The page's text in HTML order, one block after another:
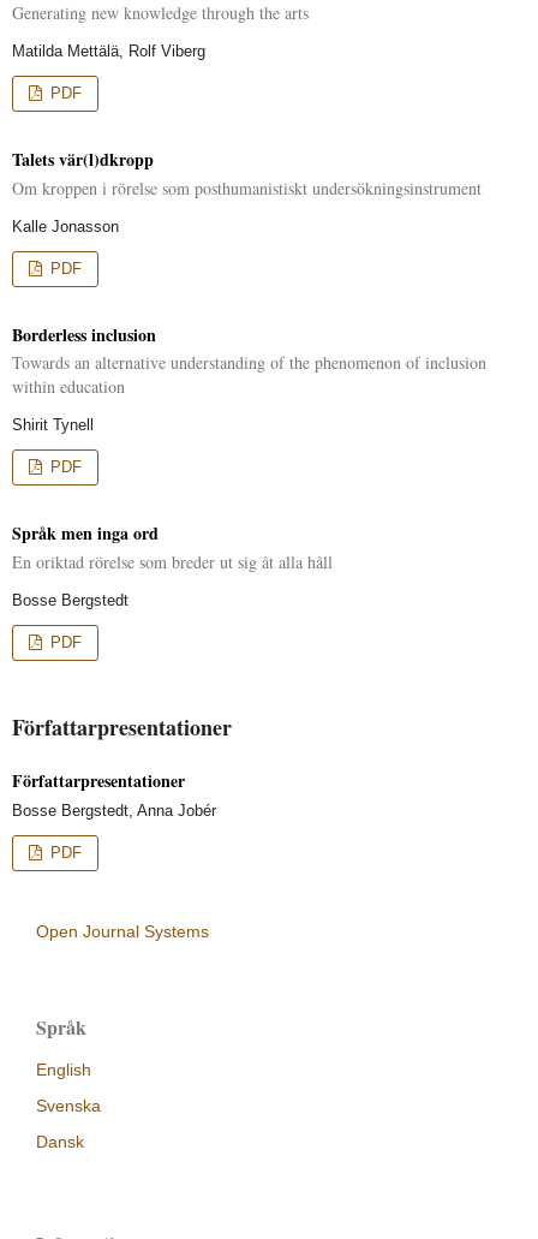
Generating new knowledge through the arts
Matilda Mettälä, Rolf Viberg
PDF
Talets vär(l)dkropp
Om kroppen i rörelse som posthumanistiskt undersökningsinstrument
Kalle Jonasson
PDF
Borderless inclusion
Towards an alternative understanding of the phenomenon of inclusion
within education
Shirit Tynell
PDF
Språk men inga ord
En oriktad rörelse som breder ut sig åt alla håll
Bosse Bergstedt
PDF
Författarpresentationer
Författarpresentationer
Bosse Bergstedt, Anna Jobér
PDF
Open Journal Systems
Språk
English
Svenska
Dansk